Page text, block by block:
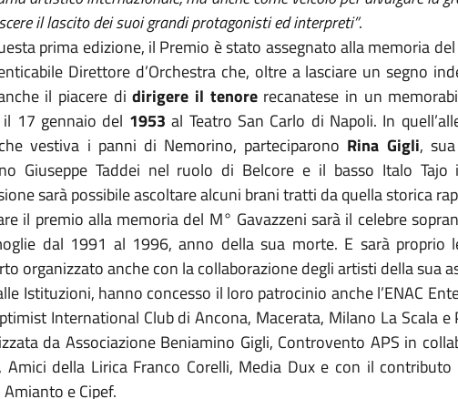
il lascito dei suoi grandi protagonisti ed interpreti”.
prima edizione, il Premio è stato assegnato alla memoria del
Direttore d’Orchestra che, oltre a lasciare un segno
il piacere didirigere il tenorerecanatese in un
il 17 gennaio del 1953 al Teatro San Carlo di Napoli. In
che vestiva i panni di Nemorino, parteciparono Rina Gigli,
Giuseppe Taddei nel ruolo di Belcore e il basso Italo
sarà possibile ascoltare alcuni brani tratti da quella storica
il premio alla memoria del M° Gavazzeni sarà il celebre
dal 1991 al 1996, anno della sua morte. E sarà proprio
organizzato anche con la collaborazione degli artisti della sua
Istituzioni, hanno concesso il loro patrocinio anche l’ENAC
International Club di Ancona, Macerata, Milano La Scala e
da Associazione Beniamino Gigli, Controvento APS in
Amici della Lirica Franco Corelli, Media Dux e con il contributo
e Cipef.